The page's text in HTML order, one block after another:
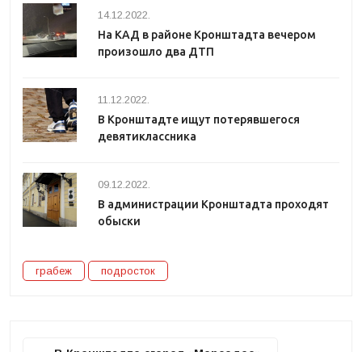
14.12.2022.
На КАД в районе Кронштадта вечером
произошло два ДТП
11.12.2022.
В Кронштадте ищут потерявшегося
девятиклассника
09.12.2022.
В администрации Кронштадта проходят
обыски
грабеж подросток